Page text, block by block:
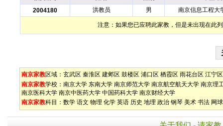
2004180
洪教员 男 南京信息工程大
注意：如果您已应聘此家教，但是未出现在此
南京家教区域： 玄武区 秦淮区 建邺区 鼓楼区 浦口区 栖霞区 雨花台区 江宁区
南京家教学校： 南京大学 东南大学 南京师范大学 南京航空航天大学 南京理
南京医科大学 南京中医药大学 中国药科大学 南京财经大学
南京家教科目： 数学 语文 物理 化学 英语 历史 地理 政治 钢琴 美术 书法 网球